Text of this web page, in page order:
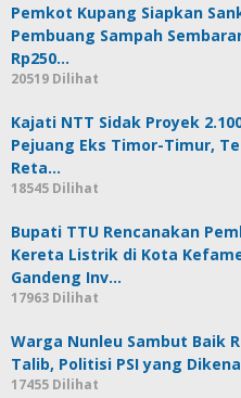
Pemkot Kupang Siapkan
Pembuang Sampah
Rp250…
20519 Dilihat
Kajati NTT Sidak Proyek
Pejuang Eks Timor-Timur,
Reta…
18545 Dilihat
Bupati TTU Rencanakan
Kereta Listrik di Kota
Gandeng Inv…
17963 Dilihat
Warga Nunleu Sambut Baik
Talib, Politisi PSI yang
17455 Dilihat